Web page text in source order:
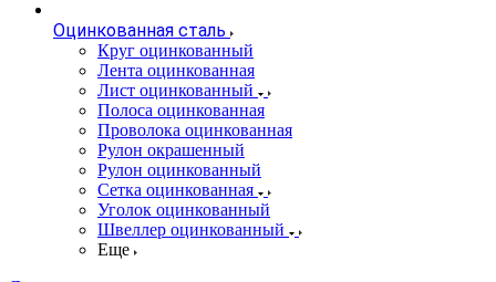
Оцинкованная сталь
Круг оцинкованный
Лента оцинкованная
Лист оцинкованный
Полоса оцинкованная
Проволока оцинкованная
Рулон окрашенный
Рулон оцинкованный
Сетка оцинкованная
Уголок оцинкованный
Швеллер оцинкованный
Еще